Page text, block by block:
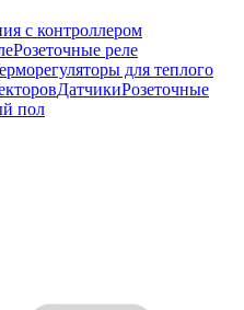
с контроллером
Розеточные реле
для теплого
ДатчикиРозеточные
пол